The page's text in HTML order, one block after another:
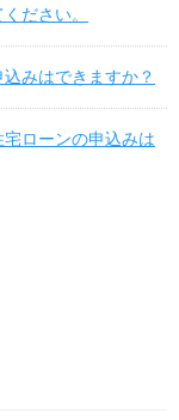
ださい。
みはできますか？
ローンの申込みは